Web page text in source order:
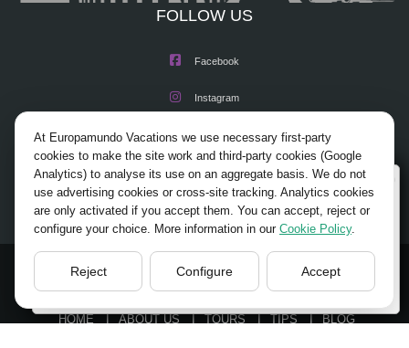
FOLLOW US
Facebook
Instagram
X/Twitter
Youtube
© 2026 Europamundo.
HOME ABOUT US TOURS TIPS
BLOG
Wellcome to Europamundo Vacations, your in the
international site of:
Bienvenido a Europamundo Vacaciones, está usted en el
sitio internacional de:
USA(en) change/cambiar
At Europamundo Vacations we use necessary first-party
cookies to make the site work and third-party cookies (Google
Analytics) to analyse its use on an aggregate basis. We do not
use advertising cookies or cross-site tracking. Analytics cookies
are only activated if you accept them. You can accept, reject or
configure your choice. More information in our Cookie Policy.
Reject Configure Accept